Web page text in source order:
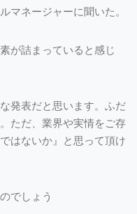
マネージャーに聞いた。
が詰まっていると感じ
発表だと思います。ふだ
ただ、業界や実情をご存
はないか』と思って頂け
でしょう